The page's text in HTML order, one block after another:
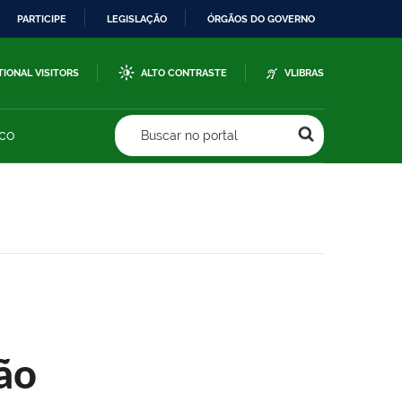
PARTICIPE LEGISLAÇÃO ÓRGÃOS DO GOVERNO
VISITORS ALTO CONTRASTE VLIBRAS
Buscar no portal